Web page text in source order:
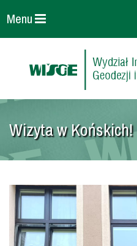
Menu
Wizyta w Końskich!